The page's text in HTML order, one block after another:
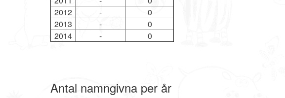
2012
-
0
2013
-
0
2014
- 0
Antal namngivna per år